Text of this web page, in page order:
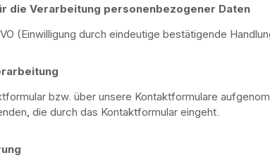
die Verarbeitung personenbezogener Daten
(Einwilligung durch eindeutige bestätigende
bzw. über unsere Kontaktformulare
die durch das Kontaktformular eingeht.